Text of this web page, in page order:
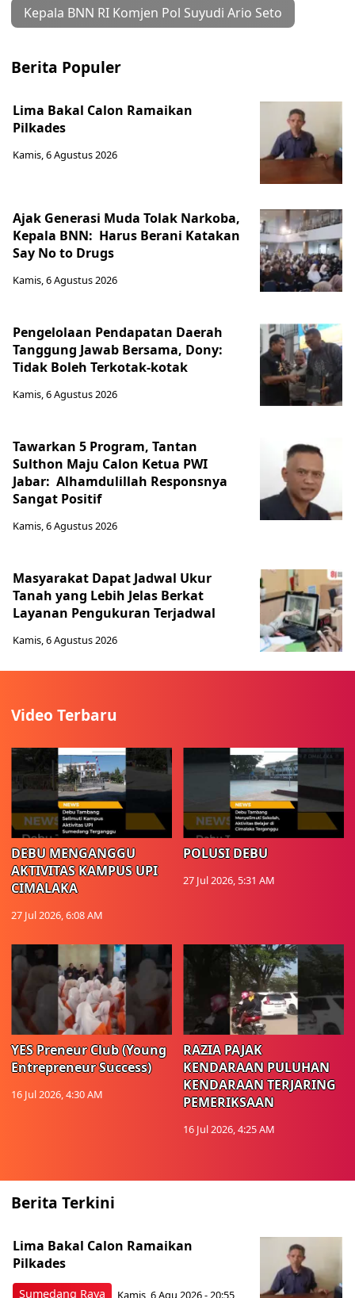
Kepala BNN RI Komjen Pol Suyudi Ario Seto
Berita Populer
Lima Bakal Calon Ramaikan
Pilkades
Kamis, 6 Agustus 2026
Ajak Generasi Muda Tolak Narkoba,
Kepala BNN: Harus Berani Katakan
Say No to Drugs
Kamis, 6 Agustus 2026
Pengelolaan Pendapatan Daerah
Tanggung Jawab Bersama, Dony:
Tidak Boleh Terkotak-kotak
Kamis, 6 Agustus 2026
Tawarkan 5 Program, Tantan
Sulthon Maju Calon Ketua PWI
Jabar: Alhamdulillah Responsnya
Sangat Positif
Kamis, 6 Agustus 2026
Masyarakat Dapat Jadwal Ukur
Tanah yang Lebih Jelas Berkat
Layanan Pengukuran Terjadwal
Kamis, 6 Agustus 2026
Video Terbaru
DEBU MENGANGGU
AKTIVITAS KAMPUS UPI
CIMALAKA
27 Jul 2026, 6:08 AM
POLUSI DEBU
27 Jul 2026, 5:31 AM
YES Preneur Club (Young
Entrepreneur Success)
16 Jul 2026, 4:30 AM
RAZIA PAJAK
KENDARAAN PULUHAN
KENDARAAN TERJARING
PEMERIKSAAN
16 Jul 2026, 4:25 AM
Berita Terkini
Sumedang Raya
Lima Bakal Calon Ramaikan
Pilkades
Kamis, 6 Agu 2026 - 20:55